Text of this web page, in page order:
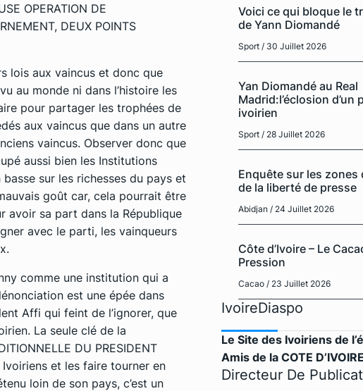
OPERATION DE
DEUX POINTS
lois aux vaincus et donc que
au monde ni dans l’histoire les
pour partager les trophées de
aux vaincus que dans un autre
vaincus. Observer donc que
aussi bien les Institutions
sur les richesses du pays et
goût car, cela pourrait être
avoir sa part dans la République
avec le parti, les vainqueurs
comme une institution qui a
est une épée dans
Affi qui feint de l’ignorer, que
La seule clé de la
DU PRESIDENT
Ivoiriens et les faire tourner en
loin de son pays, c’est un
Voici ce qui bloque le
de Yann Diomandé
Sport / 30 Juillet 2026
Yan Diomandé au Real
Madrid:l’éclosion d’un
ivoirien
Sport / 28 Juillet 2026
Enquête sur les zones
de la liberté de presse
Abidjan / 24 Juillet 2026
Côte d’Ivoire – Le
Pression
Cacao / 23 Juillet 2026
IvoireDiaspo
Le Site des Ivoiriens de
Amis de la COTE D’IVOIRE
Directeur De